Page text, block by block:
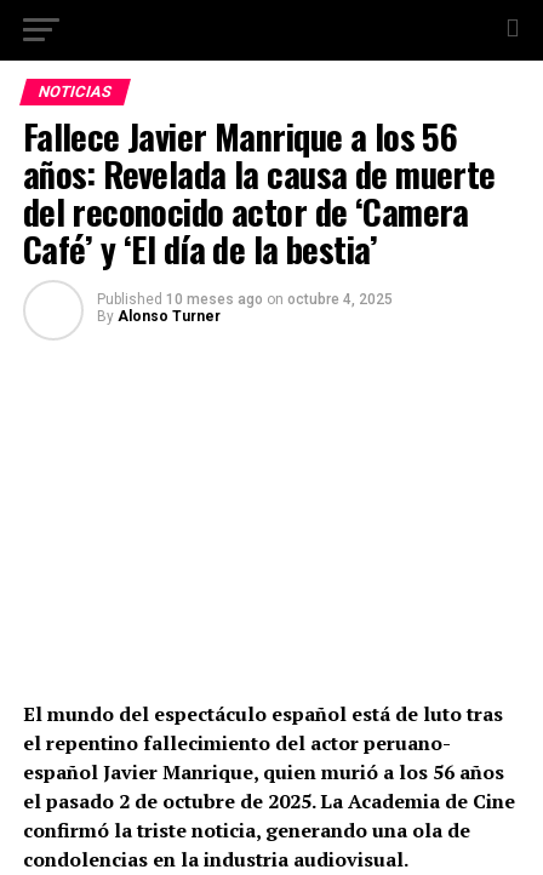
NOTICIAS
Fallece Javier Manrique a los 56
años: Revelada la causa de muerte
del reconocido actor de ‘Camera
Café’ y ‘El día de la bestia’
Published 10 meses ago on octubre 4, 2025
By Alonso Turner
El mundo del espectáculo español está de luto tras
el repentino fallecimiento del actor peruano-
español Javier Manrique, quien murió a los 56 años
el pasado 2 de octubre de 2025. La Academia de Cine
confirmó la triste noticia, generando una ola de
condolencias en la industria audiovisual.